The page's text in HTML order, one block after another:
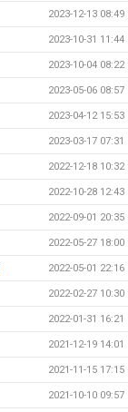
2023-12-13 08:49
2023-10-31 11:44
2023-10-04 08:22
2023-05-06 08:57
2023-04-12 15:53
2023-03-17 07:31
2022-12-18 10:32
2022-10-28 12:43
2022-09-01 20:35
2022-05-27 18:00
2022-05-01 22:16
2022-02-27 10:30
2022-01-31 16:21
2021-12-19 14:01
2021-11-15 17:15
2021-10-10 09:57